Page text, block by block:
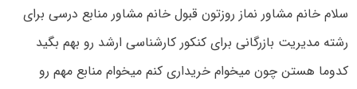
سلام خانم مشاور نماز روزتون قبول خانم مشاور منابع درسی برای
رشته مدیریت بازرگانی برای کنکور کارشناسی ارشد رو بهم بگید
کدوما هستن چون میخوام خریداری کنم میخوام منابع مهم رو